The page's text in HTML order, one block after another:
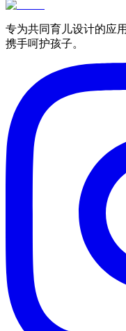
专为共同育儿设计的应
携手呵护孩子。